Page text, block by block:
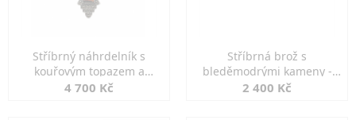
Stříbrný náhrdelník s
kouřovým topazem a
markazity
4 700 Kč
Stříbrná brož s
bleděmodrými kameny -
jemná elegance
2 400 Kč